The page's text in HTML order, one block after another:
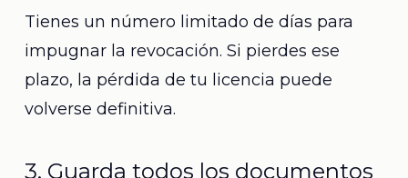
Tienes un número limitado de días para
impugnar la revocación. Si pierdes ese
plazo, la pérdida de tu licencia puede
volverse definitiva.
3. Guarda todos los documentos